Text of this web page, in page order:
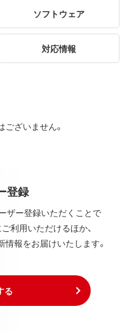
ソフトウェア
対応情報
ざいません。
登録
ザー登録いただくことで
利用いただけるほか、
報をお届けいたします。
る